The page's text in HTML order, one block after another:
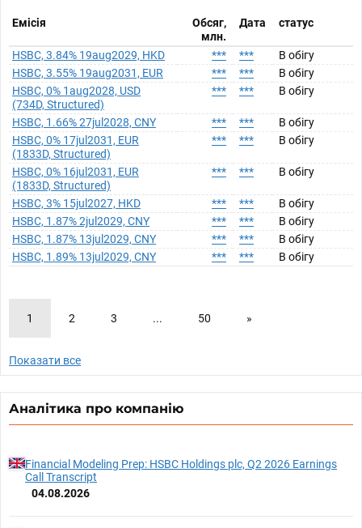
Емісія
Обсяг,
млн.
Дата статус
HSBC, 3.84% 19aug2029, HKD *** ***
В обігу
HSBC, 3.55% 19aug2031, EUR
*** ***
В обігу
HSBC, 0% 1aug2028, USD
(734D, Structured)
*** *** В обігу
HSBC, 1.66% 27jul2028, CNY *** ***
В обігу
HSBC, 0% 17jul2031, EUR
(1833D, Structured)
*** *** В обігу
HSBC, 0% 16jul2031, EUR
(1833D, Structured)
*** *** В обігу
HSBC, 3% 15jul2027, HKD *** ***
В обігу
HSBC, 1.87% 2jul2029, CNY
*** ***
В обігу
HSBC, 1.87% 13jul2029, CNY
*** ***
В обігу
HSBC, 1.89% 13jul2029, CNY
*** *** В обігу
1 2 3 ... 50 »
Показати все
Аналітика про компанію
Financial Modeling Prep: HSBC Holdings plc, Q2 2026 Earnings
Call Transcript
04.08.2026